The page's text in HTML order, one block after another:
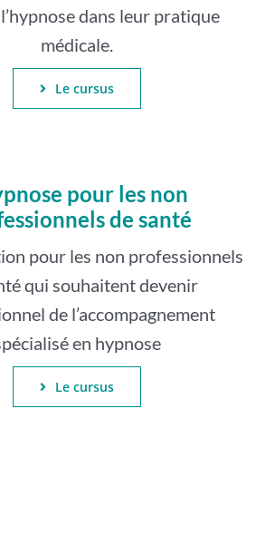
dans leur pratique
médicale.
Le cursus
pour les non
de santé
pour les non professionnels
qui souhaitent devenir
de l’accompagnement
en hypnose
Le cursus